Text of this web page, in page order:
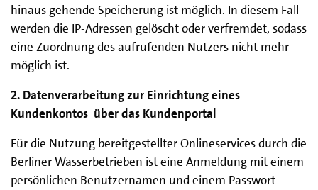
hinaus gehende Speicherung ist möglich. In diesem Fall
werden die IP-Adressen gelöscht oder verfremdet, sodass
eine Zuordnung des aufrufenden Nutzers nicht mehr
möglich ist.
2. Datenverarbeitung zur Einrichtung eines
Kundenkontos über das Kundenportal
Für die Nutzung bereitgestellter Onlineservices durch die
Berliner Wasserbetrieben ist eine Anmeldung mit einem
persönlichen Benutzernamen und einem Passwort